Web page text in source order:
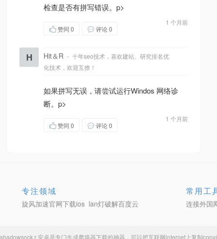
检查是否有拼写错误。p>
1 个月前
赞同 0 评论 0
H Hit＆R · 十年seo技术，喜欢建站、研究排名优
化技术，欢迎互撩！
如果拼写无误，请尝试运行Windos 网络诊
断。p>
1 个月前
赞同 0 评论 0
专注领域
旋风加速官网下载ios lan灯破解百度云
常用工
连接外国
shadowsock r 安卓是专门生成爬墙器下载的神器，可以把互联网internet上复制